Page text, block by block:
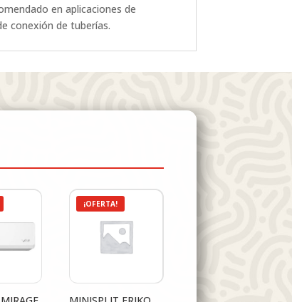
en aplicaciones de
conexión de tuberías.
¡OFERTA!